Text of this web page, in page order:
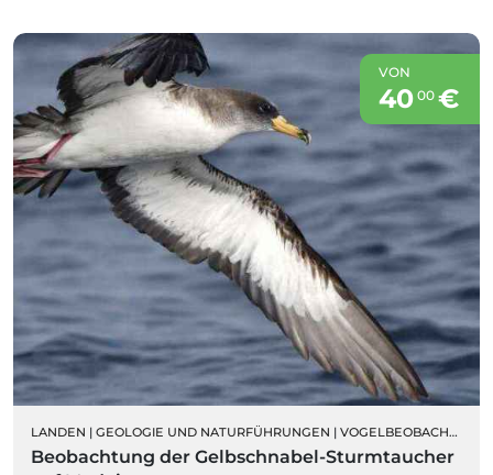
VON
40 00€
LANDEN | GEOLOGIE UND NATURFÜHRUNGEN | VOGELBEOBACHTUNG
Beobachtung der Gelbschnabel-Sturmtaucher